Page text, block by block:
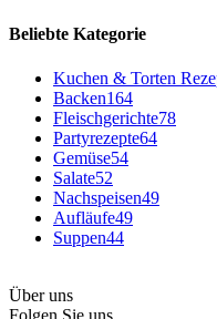
Beliebte Kategorie
Kuchen & Torten
Backen164
Fleischgerichte78
Partyrezepte64
Gemüse54
Salate52
Nachspeisen49
Aufläufe49
Suppen44
Über uns
Folgen Sie uns